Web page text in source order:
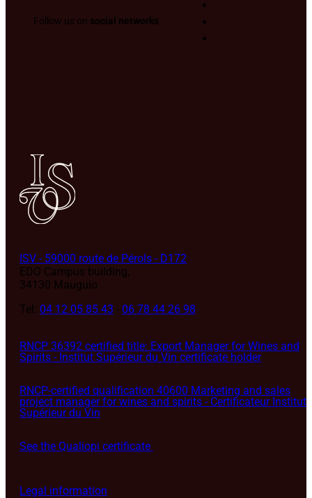
Follow us on social networks
ISV - 59000 route de Pérols - D172
EDO Campus building,
34130 Mauguio
Tel: 04 12 05 85 43 - 06 78 44 26 98
RNCP 36392 certified title: Export Manager for Wines and
Spirits - Institut Supérieur du Vin certificate holder
RNCP-certified qualification 40600 Marketing and sales
project manager for wines and spirits - Certificateur Institut
Supérieur du Vin
See the Qualiopi certificate
Legal information